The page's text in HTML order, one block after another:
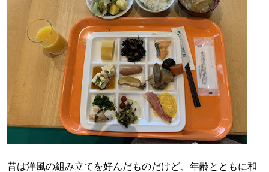
昔は洋風の組み立てを好んだものだけど、年齢とともに和